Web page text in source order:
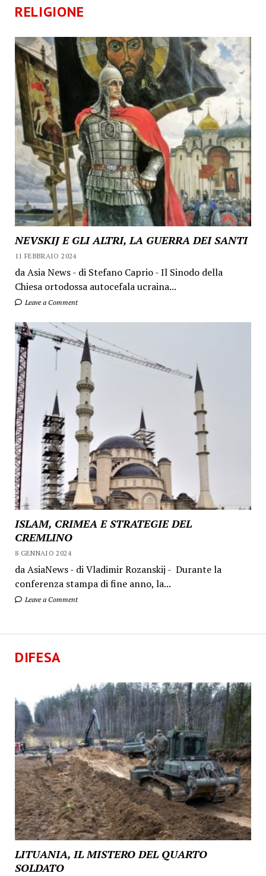
RELIGIONE
NEVSKIJ E GLI ALTRI, LA GUERRA DEI SANTI
11 FEBBRAIO 2024
da Asia News - di Stefano Caprio - Il Sinodo della
Chiesa ortodossa autocefala ucraina...
Leave a Comment
ISLAM, CRIMEA E STRATEGIE DEL
CREMLINO
8 GENNAIO 2024
da AsiaNews - di Vladimir Rozanskij - Durante la
conferenza stampa di fine anno, la...
Leave a Comment
DIFESA
LITUANIA, IL MISTERO DEL QUARTO
SOLDATO